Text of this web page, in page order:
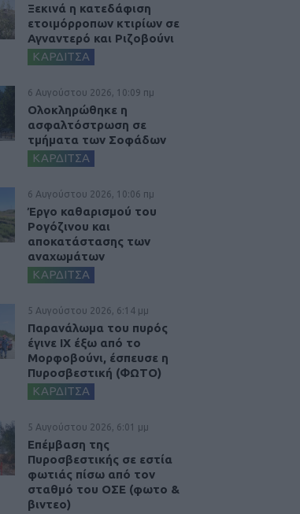
Ξεκινά η κατεδάφιση
ετοιμόρροπων κτιρίων σε
Αγναντερό και Ριζοβούνι
ΚΑΡΔΙΤΣΑ
6 Αυγούστου 2026, 10:09 πμ
Ολοκληρώθηκε η
ασφαλτόστρωση σε
τμήματα των Σοφάδων
ΚΑΡΔΙΤΣΑ
6 Αυγούστου 2026, 10:06 πμ
Έργο καθαρισμού του
Ρογόζινου και
αποκατάστασης των
αναχωμάτων
ΚΑΡΔΙΤΣΑ
5 Αυγούστου 2026, 6:14 μμ
Παρανάλωμα του πυρός
έγινε ΙΧ έξω από το
Μορφοβούνι, έσπευσε η
Πυροσβεστική (ΦΩΤΟ)
ΚΑΡΔΙΤΣΑ
5 Αυγούστου 2026, 6:01 μμ
Επέμβαση της
Πυροσβεστικής σε εστία
φωτιάς πίσω από τον
σταθμό του ΟΣΕ (φωτο &
βιντεο)